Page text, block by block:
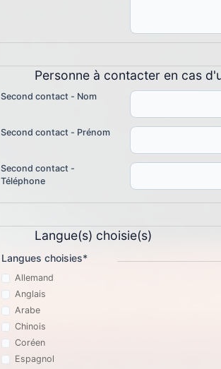
Personne à contacter en cas
Second contact - Nom
Second contact - Prénom
Second contact -
Téléphone
Langue(s) choisie(s)
Langues choisies*
Allemand
Anglais
Arabe
Chinois
Coréen
Espagnol